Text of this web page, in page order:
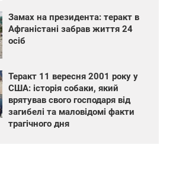
Замах на президента: теракт в
Афганістані забрав життя 24
осіб
Теракт 11 вересня 2001 року у
США: історія собаки, який
врятував свого господаря від
загибелі та маловідомі факти
трагічного дня